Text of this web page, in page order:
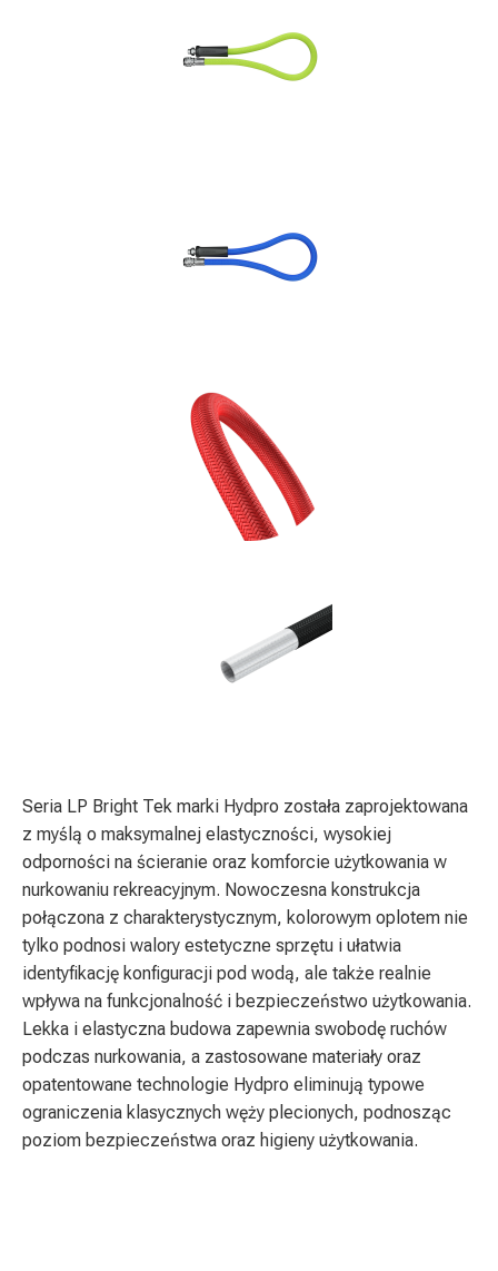
Seria LP Bright Tek marki Hydpro została zaprojektowana
z myślą o maksymalnej elastyczności, wysokiej
odporności na ścieranie oraz komforcie użytkowania w
nurkowaniu rekreacyjnym. Nowoczesna konstrukcja
połączona z charakterystycznym, kolorowym oplotem nie
tylko podnosi walory estetyczne sprzętu i ułatwia
identyfikację konfiguracji pod wodą, ale także realnie
wpływa na funkcjonalność i bezpieczeństwo użytkowania.
Lekka i elastyczna budowa zapewnia swobodę ruchów
podczas nurkowania, a zastosowane materiały oraz
opatentowane technologie Hydpro eliminują typowe
ograniczenia klasycznych węży plecionych, podnosząc
poziom bezpieczeństwa oraz higieny użytkowania.